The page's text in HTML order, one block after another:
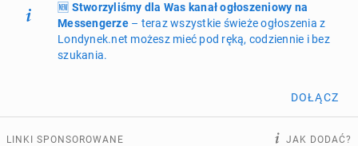
Dodaj ogłoszenie Moje ogłoszenia
Oferta i cennik ogłoszeń
ogłoszeń online
🆕 Stworzyliśmy dla Was kanał ogłoszeniowy na
Messengerze– teraz wszystkie świeże ogłoszenia z
Londynek.net możesz mieć pod ręką, codziennie i bez
szukania.
DOŁĄCZ
LINKI SPONSOROWANE JAK DODAĆ?